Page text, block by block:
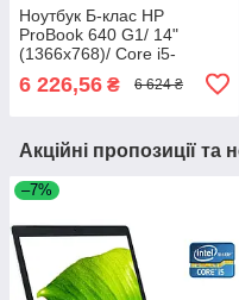
Ноутбук Б-клас HP
ProBook 640 G1/ 14"
(1366x768)/ Core i5-
4200M/ 8 GB RAM/ 240 GB
SSD/ HD 4600
6 226,56 ₴ 6 624 ₴
Акційні пропозиції та
–7%